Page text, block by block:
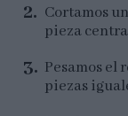
Cortamos
pieza
Pesamos el
piezas